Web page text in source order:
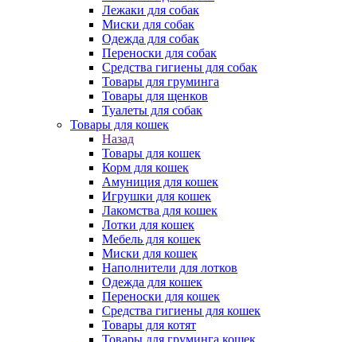
Лежаки для собак
Миски для собак
Одежда для собак
Переноски для собак
Средства гигиены для собак
Товары для груминга
Товары для щенков
Туалеты для собак
Товары для кошек
Назад
Товары для кошек
Корм для кошек
Амуниция для кошек
Игрушки для кошек
Лакомства для кошек
Лотки для кошек
Мебель для кошек
Миски для кошек
Наполнители для лотков
Одежда для кошек
Переноски для кошек
Средства гигиены для кошек
Товары для котят
Товары для груминга кошек